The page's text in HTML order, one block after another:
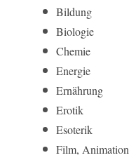
Bildung
Biologie
Chemie
Energie
Ernährung
Erotik
Esoterik
Film, Animation